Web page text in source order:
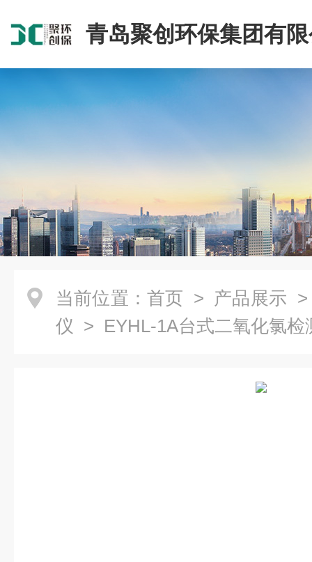
青岛聚创环保集团有
当前位置： 首页 > 产品展示
仪 > EYHL-1A台式二氧化氯